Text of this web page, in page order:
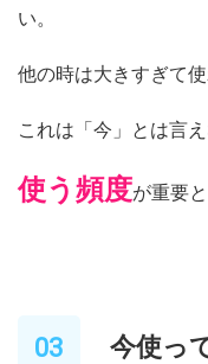
い。
他の時は大きすぎて使
これは「今」とは言え
使う頻度が重要
今使っ